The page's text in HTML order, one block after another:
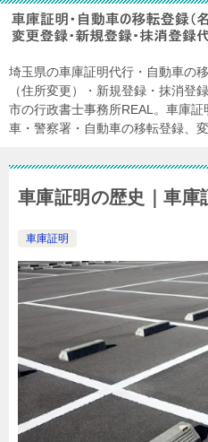
埼玉県の車庫証明代行・自動車の
（住所変更）・新規登録・抹消登
市の行政書士事務所REAL。車庫
車・警察署・自動車の移転登録、変
車庫証明の歴史｜車庫
車庫証明